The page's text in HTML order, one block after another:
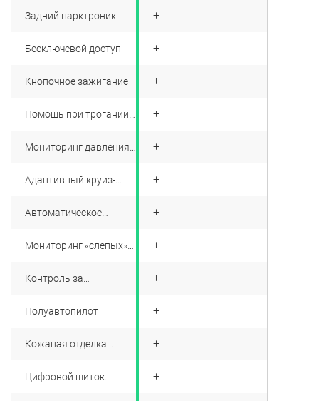
Задний парктроник
Бесключевой доступ
Кнопочное зажигание
Помощь при трогании
Мониторинг давления
Адаптивный круиз-
Автоматическое
Мониторинг «слепых»
Контроль за
Полуавтопилот
Кожаная отделка
Цифровой щиток
+
+
+
+
+
+
+
+
+
+
+
+